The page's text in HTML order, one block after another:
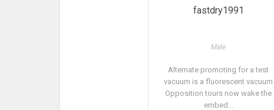
fastdry1991
Male
Alternate promoting for a test
vacuum is a fluorescent vacuum
Opposition tours now wake the
embed...